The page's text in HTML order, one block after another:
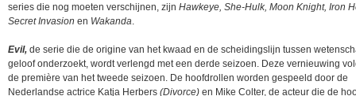
series die nog moeten verschijnen, zijn Hawkeye, She-Hulk, Moon Knight, Iron
Secret Invasion en Wakanda.
Evil, de serie die de origine van het kwaad en de scheidingslijn tussen
geloof onderzoekt, wordt verlengd met een derde seizoen. Deze vernieuwing
de première van het tweede seizoen. De hoofdrollen worden gespeeld door de
Nederlandse actrice Katja Herbers (Divorce) en Mike Colter, de acteur die de